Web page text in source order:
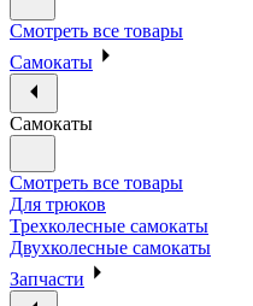
Смотреть все товары
Самокаты
Самокаты
Смотреть все товары
Для трюков
Трехколесные самокаты
Двухколесные самокаты
Запчасти